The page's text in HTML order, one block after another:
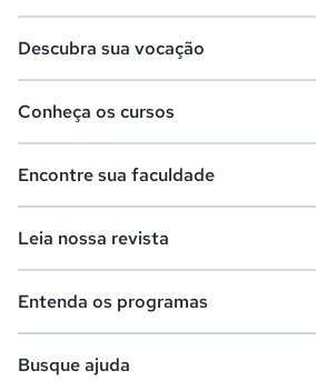
Descubra sua vocação
Conheça os cursos
Cursos técnicos
Escolas
Encontre sua faculdade
Comunidade Quero
Leia nossa revista
Entenda os programas
Busque ajuda